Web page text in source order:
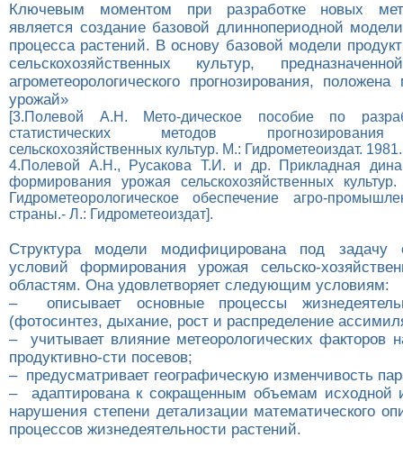
Ключевым моментом при разработке новых
является создание базовой длиннопериодной
процесса растений. В основу базовой модели
сельскохозяйственных культур,
агрометеорологического прогнозирования,
урожай»
[3.Полевой А.Н. Мето-дическое пособие по
статистических методов
сельскохозяйственных культур. М.: Гидрометеоиздат.
4.Полевой А.Н., Русакова Т.И. и др. Прикладная
формирования урожая сельскохозяйственных
Гидрометеорологическое обеспечение агро-
страны.- Л.: Гидрометеоиздат].
Структура модели модифицирована под задачу
условий формирования урожая сельско-
областям. Она удовлетворяет следующим условиям:
– описывает основные процессы
(фотосинтез, дыхание, рост и распределение
– учитывает влияние метеорологических факторов
продуктивно-сти посевов;
– предусматривает географическую изменчивость
– адаптирована к сокращенным объемам исходной
нарушения степени детализации математического
процессов жизнедеятельности растений.